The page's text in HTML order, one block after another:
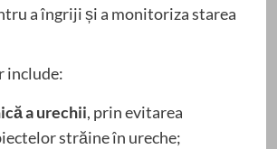
a îngriji și a monitoriza starea
include:
a urechii, prin evitarea
străine în ureche;